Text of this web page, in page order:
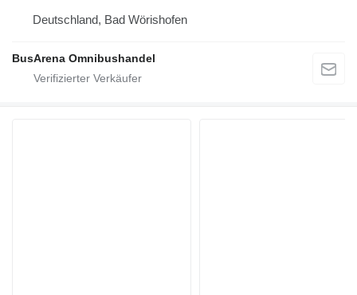
Deutschland, Bad Wörishofen
BusArena Omnibushandel